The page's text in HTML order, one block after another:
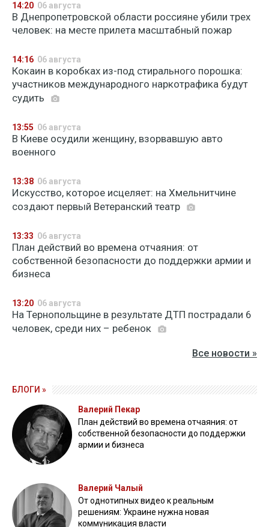
14:20 06 августа
В Днепропетровской области россияне убили трех
человек: на месте прилета масштабный пожар
14:16 06 августа
Кокаин в коробках из-под стирального порошка:
участников международного наркотрафика будут
судить
13:55 06 августа
В Киеве осудили женщину, взорвавшую авто
военного
13:38 06 августа
Искусство, которое исцеляет: на Хмельнитчине
создают первый Ветеранский театр
13:33 06 августа
План действий во времена отчаяния: от
собственной безопасности до поддержки армии и
бизнеса
13:20 06 августа
На Тернопольщине в результате ДТП пострадали 6
человек, среди них – ребенок
Все новости »
БЛОГИ »
Валерий Пекар
План действий во времена отчаяния: от
собственной безопасности до поддержки
армии и бизнеса
Валерий Чалый
От однотипных видео к реальным
решениям: Украине нужна новая
коммуникация власти